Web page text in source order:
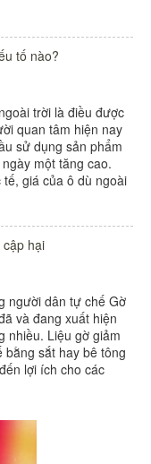
tố nào?
trời là điều được
quan tâm hiện nay
sử dụng sản phẩm
một tăng cao.
tế, giá của ô dù ngoài
trời
hại
người dân tự chế Gờ
và đang xuất hiện
nhiều. Liệu gờ giảm
bằng sắt hay bê tông
lợi ích cho các
bánh xe
tốc